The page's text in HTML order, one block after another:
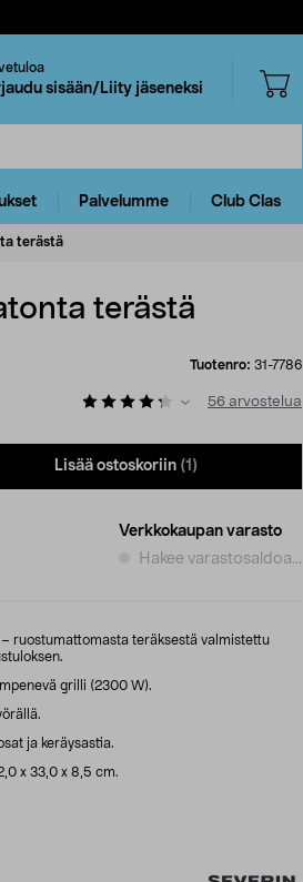
sisään/Liity jäseneksi
Palvelumme Club Clas
terästä
terästä
Tuotenro: 31-7786
56 arvostelua
Lisää ostoskoriin (1)
Verkkokaupan varasto
Hakee varastosaldoa...
ruostumattomasta teräksestä valmistettu
grilli (2300 W).
ja keräysastia.
x 33,0 x 8,5 cm.